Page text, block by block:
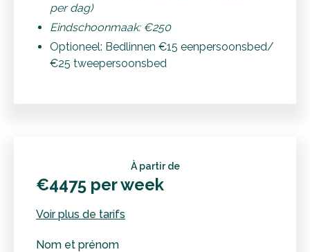
per dag)
Eindschoonmaak: €250
Optioneel: Bedlinnen €15 eenpersoonsbed/
€25 tweepersoonsbed
À partir de
€4475 per week
Voir plus de tarifs
Nom et prénom